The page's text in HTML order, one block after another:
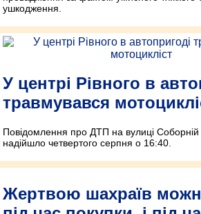
ушкодження.
У центрі Рівного в
травмувався
Повідомлення про ДТП на вулиці Соборній
надійшло четвертого серпня о 16:40.
Жертвою шахраїв